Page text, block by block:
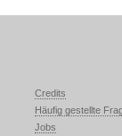
Credits
Häufig gestellte
Jobs